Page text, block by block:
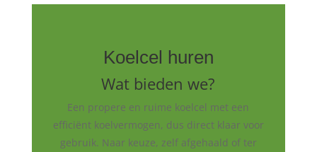
Koelcel huren
Wat bieden we?
Een propere en ruime koelcel met een
efficiënt koelvermogen, dus direct klaar voor
gebruik. Naar keuze, zelf afgehaald of ter